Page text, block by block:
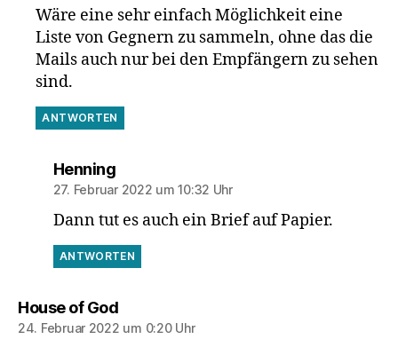
Wäre eine sehr einfach Möglichkeit eine
Liste von Gegnern zu sammeln, ohne das die
Mails auch nur bei den Empfängern zu sehen
sind.
ANTWORTEN
Henningsagt:
27. Februar 2022 um 10:32 Uhr
Dann tut es auch ein Brief auf Papier.
ANTWORTEN
House of Godsagt:
24. Februar 2022 um 0:20 Uhr